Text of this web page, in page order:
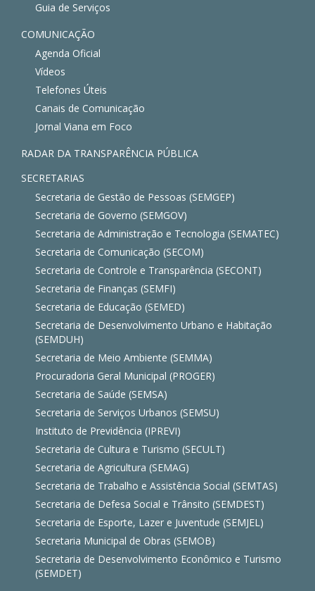
Guia de Serviços
COMUNICAÇÃO
Agenda Oficial
Vídeos
Telefones Úteis
Canais de Comunicação
Jornal Viana em Foco
RADAR DA TRANSPARÊNCIA PÚBLICA
SECRETARIAS
Secretaria de Gestão de Pessoas (SEMGEP)
Secretaria de Governo (SEMGOV)
Secretaria de Administração e Tecnologia (SEMATEC)
Secretaria de Comunicação (SECOM)
Secretaria de Controle e Transparência (SECONT)
Secretaria de Finanças (SEMFI)
Secretaria de Educação (SEMED)
Secretaria de Desenvolvimento Urbano e Habitação
(SEMDUH)
Secretaria de Meio Ambiente (SEMMA)
Procuradoria Geral Municipal (PROGER)
Secretaria de Saúde (SEMSA)
Secretaria de Serviços Urbanos (SEMSU)
Instituto de Previdência (IPREVI)
Secretaria de Cultura e Turismo (SECULT)
Secretaria de Agricultura (SEMAG)
Secretaria de Trabalho e Assistência Social (SEMTAS)
Secretaria de Defesa Social e Trânsito (SEMDEST)
Secretaria de Esporte, Lazer e Juventude (SEMJEL)
Secretaria Municipal de Obras (SEMOB)
Secretaria de Desenvolvimento Econômico e Turismo
(SEMDET)